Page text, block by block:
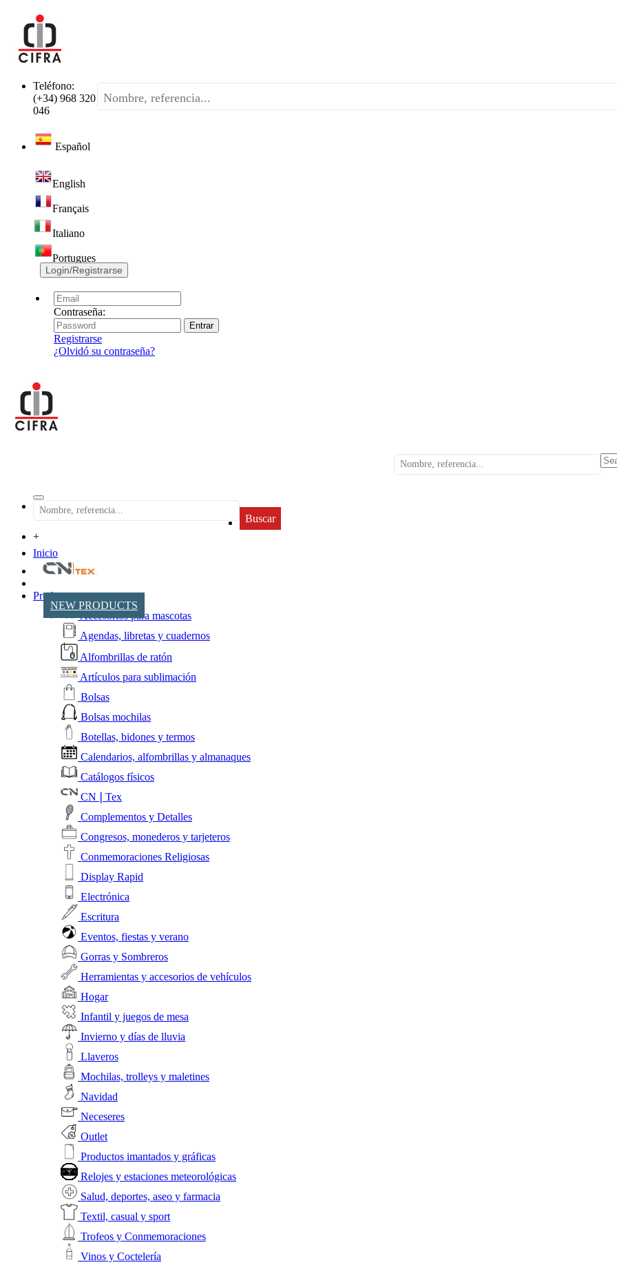
Teléfono:
(+34) 968 320
046
Español
English
Français
Italiano
Portugues
Login/Registrarse
Contraseña:
Registrarse
¿Olvidó su contraseña?
Buscar
+
Inicio
NEW PRODUCTS
Productos
Accesorios para mascotas
Agendas, libretas y cuadernos
Alfombrillas de ratón
Artículos para sublimación
Bolsas
Bolsas mochilas
Botellas, bidones y termos
Calendarios, alfombrillas y almanaques
Catálogos físicos
CN❘Tex
Complementos y Detalles
Congresos, monederos y tarjeteros
Conmemoraciones Religiosas
Display Rapid
Electrónica
Escritura
Eventos, fiestas y verano
Gorras y Sombreros
Herramientas y accesorios de vehículos
Hogar
Infantil y juegos de mesa
Invierno y días de lluvia
Llaveros
Mochilas, trolleys y maletines
Navidad
Neceseres
Outlet
Productos imantados y gráficas
Relojes y estaciones meteorológicas
Salud, deportes, aseo y farmacia
Textil, casual y sport
Trofeos y Conmemoraciones
Vinos y Coctelería